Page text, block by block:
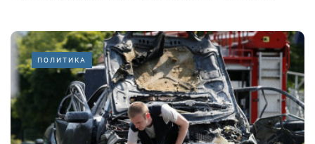
ПОЛИТИКА